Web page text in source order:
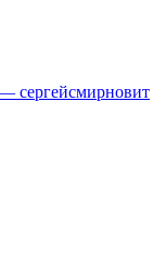
сергейсмирновит